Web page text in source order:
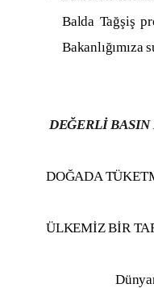
Balda Tağşiş
Bakanlığımıza
DEĞERLİ
DOĞADA
ÜLKEMİZ BİR
Dünyamız her